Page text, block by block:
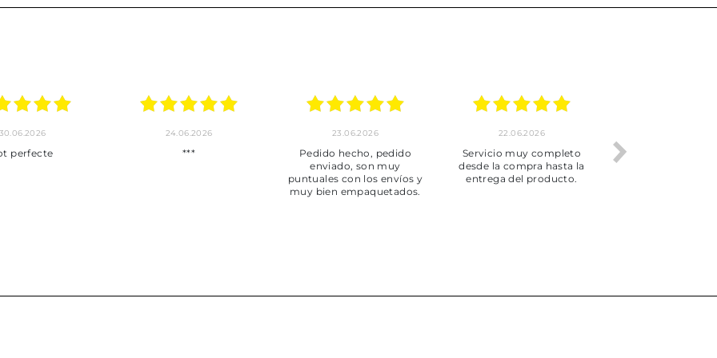
perfecte
24.06.2026
***
23.06.2026
Pedido hecho, pedido
enviado, son muy
puntuales con los envíos y
muy bien empaquetados.
22.06.2026
Servicio muy completo
desde la compra hasta la
entrega del producto.